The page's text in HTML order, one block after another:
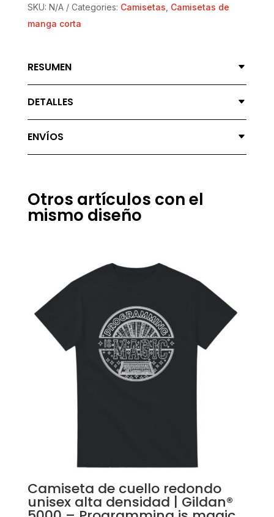
GILDAN®
SKU: N/A Categories: Camisetas Camisetas de
manga corta
RESUMEN
DETALLES
ENVÍOS
Otros artículos con el
mismo diseño
Camiseta de cuello redondo
unisex alta densidad | Gildan®